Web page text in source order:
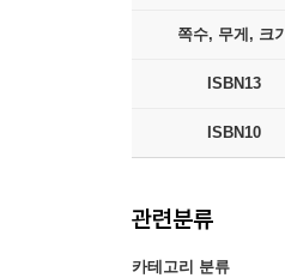
쪽수, 무게, 크기
ISBN13
ISBN10
관련분류
카테고리 분류